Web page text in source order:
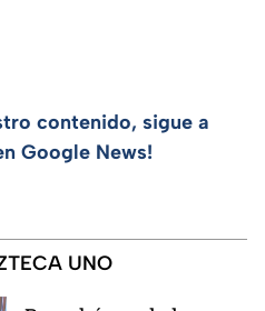
contenido, sigue a
Google News!
UNO